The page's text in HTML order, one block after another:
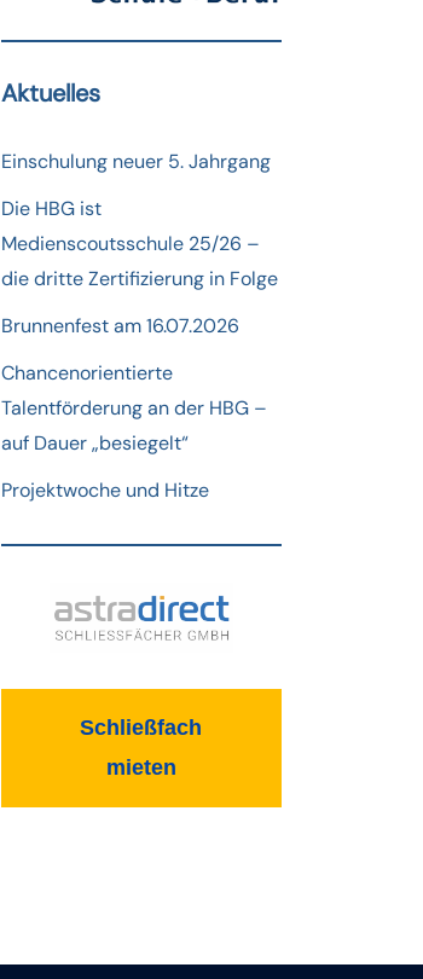
Aktuelles
Einschulung neuer 5. Jahrgang
Die HBG ist
Medienscoutsschule 25/26 –
die dritte Zertifizierung in Folge
Brunnenfest am 16.07.2026
Chancenorientierte
Talentförderung an der HBG –
auf Dauer „besiegelt“
Projektwoche und Hitze
Schließfach
mieten